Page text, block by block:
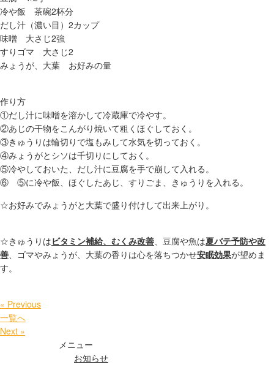
冷や飯 茶碗2杯分
だし汁（濃い目）2カップ
味噌 大さじ2強
すりゴマ 大さじ2
みょうが、大葉 お好みの量
作り方
①だし汁に味噌を溶かして冷蔵庫で冷やす。
②あじの干物をこんがり焼いて粗くほぐしておく。
③きゅうりは輪切りで塩もみして水気を切っておく。
④みょうがとシソは千切りにしておく。
⑤冷やしておいた、だし汁に豆腐を手で崩して入れる。
⑥ ⑤に冷や飯、ほぐしたあじ、すりごま、きゅうりを入れる。
☆お好みでみょうがと大葉で盛り付けして出来上がり。
☆きゅうりはビタミン補給、むくみ改善、豆腐や魚は夏バテ予防や改
善、ゴマやみょうが、大葉の香りは心を落ちつかせ安眠効果が望めま
す。
« Previous
一覧へ
Next »
メニュー
お知らせ